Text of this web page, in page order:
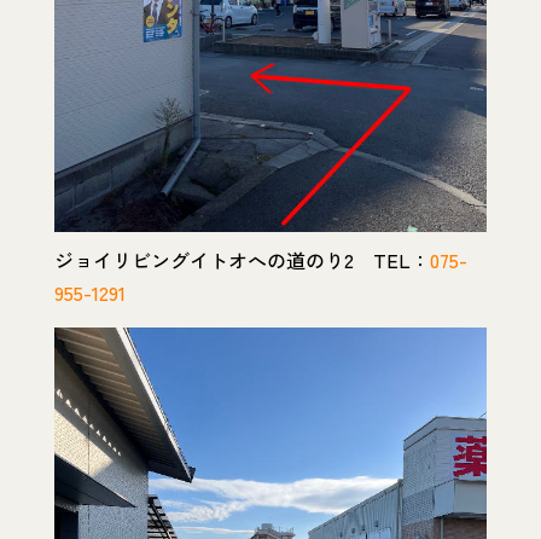
ジョイリビングイトオへの道のり2 TEL： 075-
955-1291